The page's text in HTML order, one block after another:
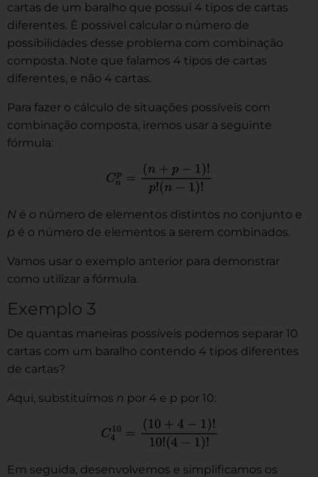
cartas de um baralho que possui 4 tipos de cartas
diferentes. É possível calcular o número de
possibilidades desse problema com combinação
composta. Note que falamos 4 tipos de cartas
diferentes, e não 4 cartas.
Para fazer o cálculo de situações possíveis com
combinação composta, iremos usar a seguinte
fórmula:
N é o número de elementos distintos no conjunto e
p é o número de elementos a serem combinados.
Vamos usar o exemplo anterior para demonstrar
como utilizar a fórmula.
Exemplo 3
De quantas maneiras possíveis podemos separar 10
cartas com um baralho contendo 4 tipos diferentes
de cartas?
Aqui, substituímos n por 4 e p por 10:
Em seguida, desenvolvemos e simplificamos os